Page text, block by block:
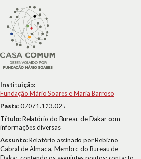
Instituição:
Fundação Mário Soares e Maria Barroso
Pasta:07071.123.025
Título:Relatório do Bureau de Dakar com
informações diversas
Assunto:Relatório assinado por Bebiano
Cabral de Almada, Membro do Bureau de